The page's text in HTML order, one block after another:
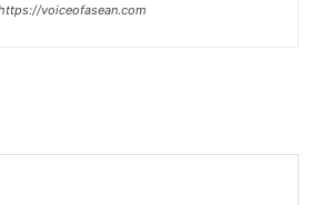
voiceofasean.com